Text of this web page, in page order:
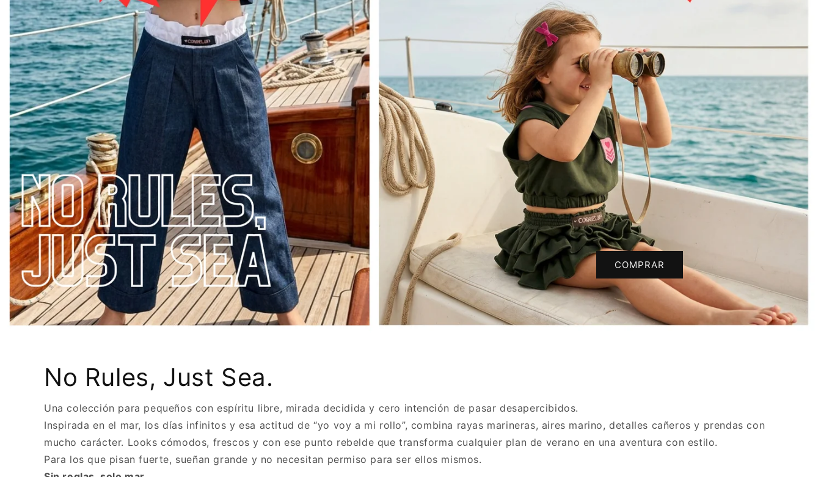
COMPRAR
No Rules, Just Sea.
Una colección para pequeños con espíritu libre, mirada decidida y cero intención de pasar desapercibidos.
Inspirada en el mar, los días infinitos y esa actitud de “yo voy a mi rollo”, combina rayas marineras, aires marino, detalles cañeros y prendas con
mucho carácter. Looks cómodos, frescos y con ese punto rebelde que transforma cualquier plan de verano en una aventura con estilo.
Para los que pisan fuerte, sueñan grande y no necesitan permiso para ser ellos mismos.